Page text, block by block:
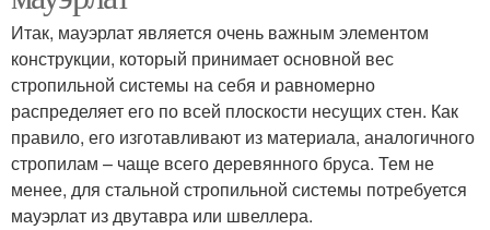
Итак, мауэрлат является очень важным элементом
конструкции, который принимает основной вес
стропильной системы на себя и равномерно
распределяет его по всей плоскости несущих стен. Как
правило, его изготавливают из материала, аналогичного
стропилам – чаще всего деревянного бруса. Тем не
менее, для стальной стропильной системы потребуется
мауэрлат из двутавра или швеллера.